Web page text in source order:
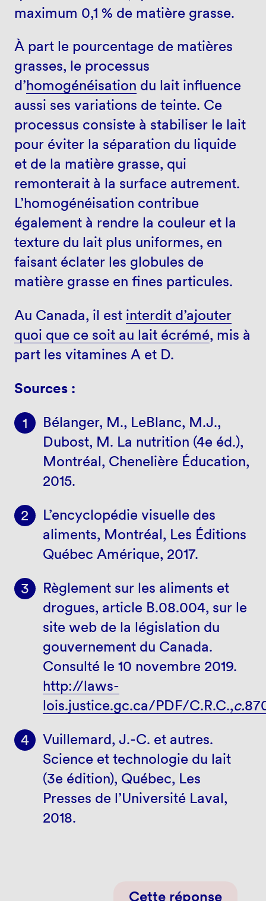
maximum 0,1 % de matière grasse.
À part le pourcentage de matières
grasses, le processus
d’homogénéisation du lait influence
aussi ses variations de teinte. Ce
processus consiste à stabiliser le lait
pour éviter la séparation du liquide
et de la matière grasse, qui
remonterait à la surface autrement.
L’homogénéisation contribue
également à rendre la couleur et la
texture du lait plus uniformes, en
faisant éclater les globules de
matière grasse en fines particules.
Au Canada, il est interdit d’ajouter
quoi que ce soit au lait écrémé, mis à
part les vitamines A et D.
Sources :
Bélanger, M., LeBlanc, M.J.,
Dubost, M. La nutrition (4e éd.),
Montréal, Chenelière Éducation,
2015.
L’encyclopédie visuelle des
aliments, Montréal, Les Éditions
Québec Amérique, 2017.
Règlement sur les aliments et
drogues, article B.08.004, sur le
site web de la législation du
gouvernement du Canada.
Consulté le 10 novembre 2019.
http://laws-
lois.justice.gc.ca/PDF/C.R.C.,c.
Vuillemard, J.-C. et autres.
Science et technologie du lait
(3e édition), Québec, Les
Presses de l’Université Laval,
2018.
Cette réponse